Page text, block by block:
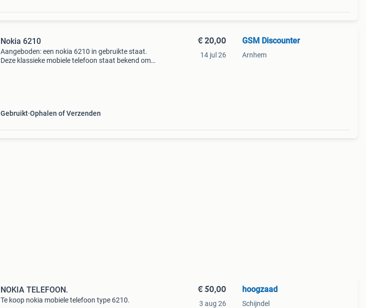
Nokia 6210
Aangeboden: een nokia 6210 in gebruikte staat.
Deze klassieke mobiele telefoon staat bekend om
Gebruikt Ophalen of Verzenden
€ 20,00
14 jul 26
GSM Discounter
Arnhem
NOKIA TELEFOON.
Te koop nokia mobiele telefoon type 6210.
€ 50,00
3 aug 26
hoogzaad
Schijndel